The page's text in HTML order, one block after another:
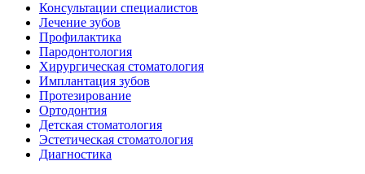
Консультации специалистов
Лечение зубов
Профилактика
Пародонтология
Хирургическая стоматология
Имплантация зубов
Протезирование
Ортодонтия
Детская стоматология
Эстетическая стоматология
Диагностика